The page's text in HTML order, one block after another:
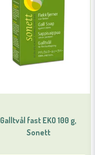
Galltvål fast EKO 100 g,
Sonett